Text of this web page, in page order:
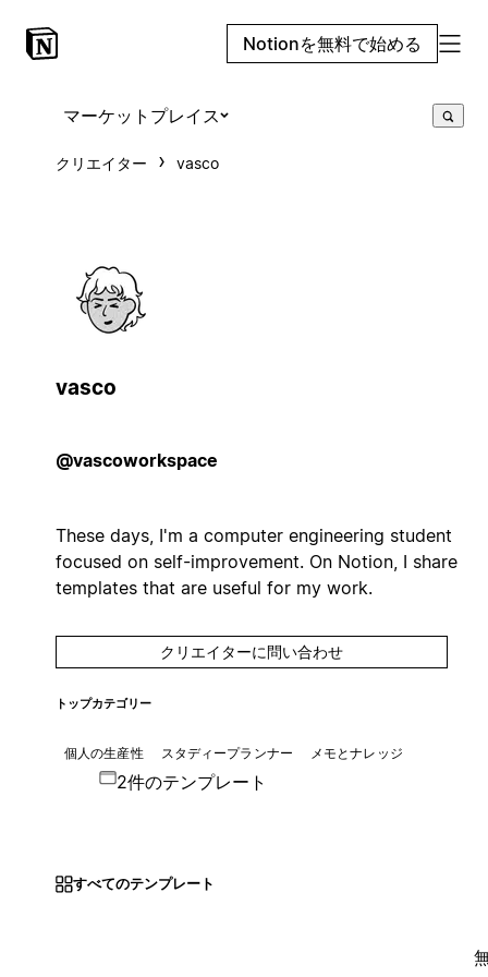
Notionを無料で始める
マーケットプレイス
クリエイター vasco
vasco
@vascoworkspace
These days, I'm a computer engineering student
focused on self-improvement. On Notion, I share
templates that are useful for my work.
クリエイターに問い合わせ
トップカテゴリー
個人の生産性 スタディープランナー メモとナレッジ
2件のテンプレート
すべてのテンプレート